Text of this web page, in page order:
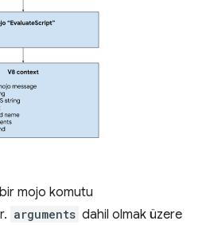
mojo komutu
arguments dahil olmak üzere